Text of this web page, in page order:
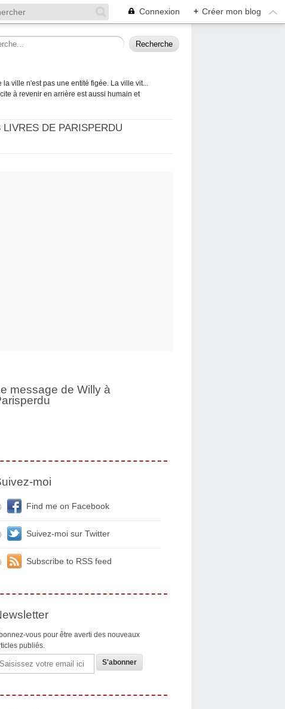
Connexion + Créer mon blog
ville n'est pas une entité figée. La ville vit...
à revenir en arrière est aussi humain et
LIVRES DE PARISPERDU
message de Willy à
moi
Find me on Facebook
Suivez-moi sur Twitter
Subscribe to RSS feed
vous pour être averti des nouveaux
publiés.